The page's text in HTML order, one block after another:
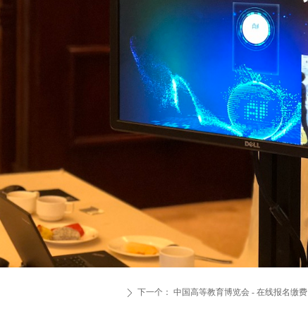
ꄲ 下一个： 中国高等教育博览会 - 在线报名缴费